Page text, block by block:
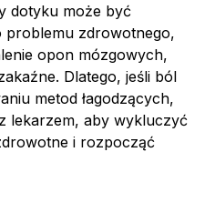
dotyku może być
problemu zdrowotnego,
opon mózgowych,
Dlatego, jeśli ból
metod łagodzących,
lekarzem, aby wykluczyć
i rozpocząć